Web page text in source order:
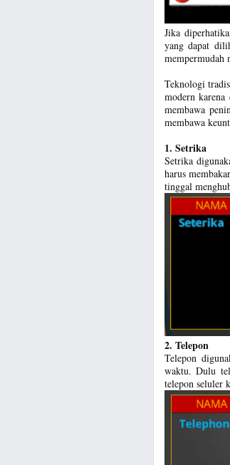
Jika
yang dapat
mempermudah
Teknologi
modern
membawa
membawa
1. Setrika
Setrika
harus
tinggal
2. Telepon
Telepon
waktu. Dulu
telepon seluler